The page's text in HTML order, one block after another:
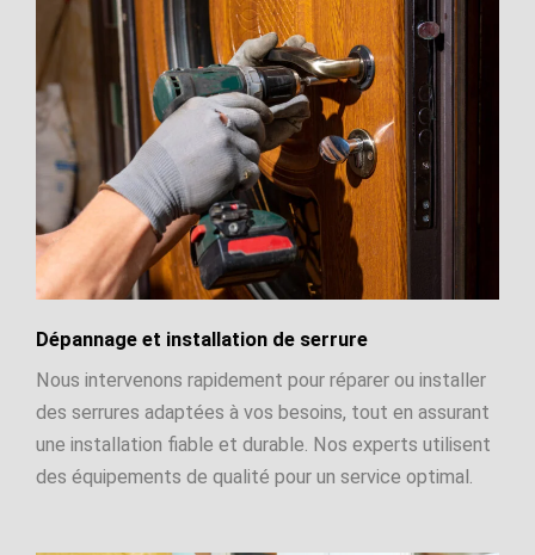
Dépannage et installation de serrure
Nous intervenons rapidement pour réparer ou installer
des serrures adaptées à vos besoins, tout en assurant
une installation fiable et durable. Nos experts utilisent
des équipements de qualité pour un service optimal.